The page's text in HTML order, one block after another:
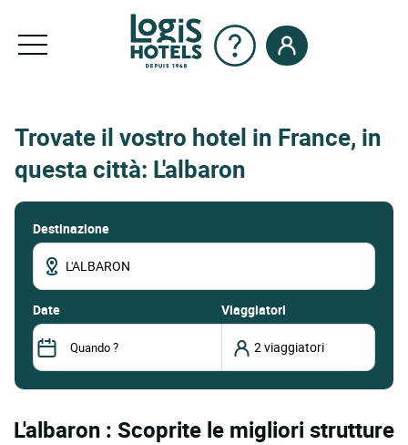
Trovate il vostro hotel in France, in
questa città: L'albaron
Destinazione
date Viaggiatori
L'albaron : Scoprite le migliori strutture